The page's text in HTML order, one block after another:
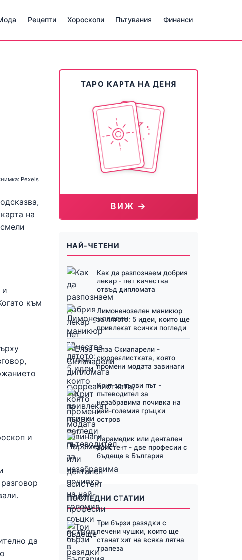
Рецепти Хороскопи Пътувания Финанси
Pexels
на
и
към
и
да
ТАРО КАРТА НА ДЕНЯ
ВИЖ →
НАЙ-ЧЕТЕНИ
Как да разпознаем добрия
лекар - пет качества
отвъд дипломата
Лимоненозелен маникюр
за лятото: 5 идеи, които ще
привлекат всички погледи
Елза Скиапарели -
сюрреалистката, която
промени модата завинаги
Крит за първи път -
пътеводител за
незабравима почивка на
най-големия гръцки
остров
Парамедик или дентален
асистент - две професии с
бъдеще в България
ПОСЛЕДНИ СТАТИИ
Три бързи разядки с
печени чушки, които ще
станат хит на всяка лятна
трапеза